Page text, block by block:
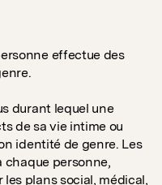
effectue des
durant lequel une
de sa vie intime ou
identité de genre. Les
chaque personne,
plans social, médical,